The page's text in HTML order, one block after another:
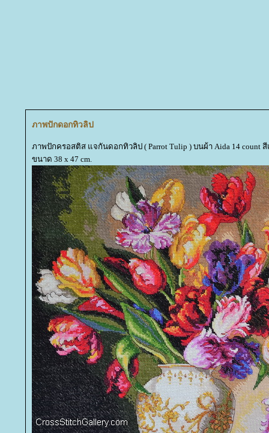
ภาพปักดอกทิวลิป
ภาพปักครอสติส แจกันดอกทิวลิป ( Parrot Tulip ) บนผ้า Aida 14 count
ขนาด 38 x 47 cm.